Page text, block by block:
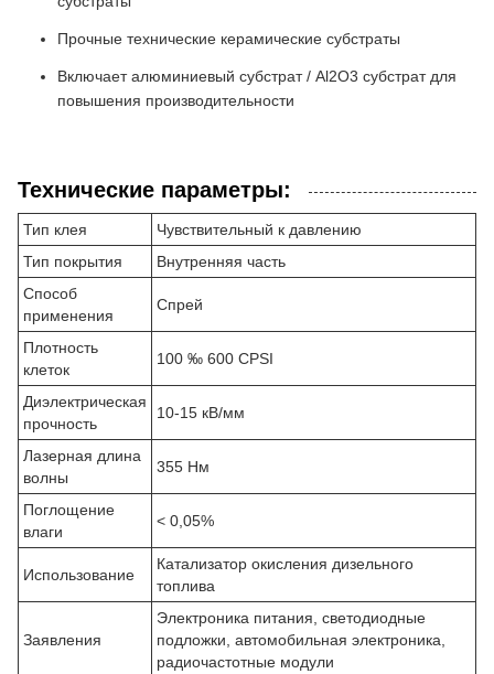
Прочные технические керамические субстраты
Включает алюминиевый субстрат / Al2O3 субстрат для
повышения производительности
Технические параметры:
Тип клея
Чувствительный к давлению
Тип покрытия
Внутренняя часть
Способ
применения
Спрей
Плотность
клеток
100 ‰ 600 CPSI
Диэлектрическая
прочность
10-15 кВ/мм
Лазерная длина
волны
355 Нм
Поглощение
влаги
< 0,05%
Использование
Катализатор окисления дизельного
топлива
Заявления
Электроника питания, светодиодные
подложки, автомобильная электроника,
радиочастотные модули